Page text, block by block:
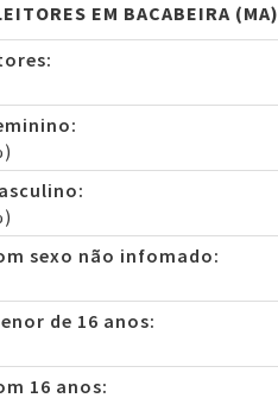
EM BACABEIRA (MA)
sexo não infomado:
de 16 anos:
16 anos: